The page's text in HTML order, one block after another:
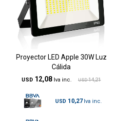
Proyector LED Apple 30W Luz
Cálida
USD 12,08 USD 14,21
USD 10,27